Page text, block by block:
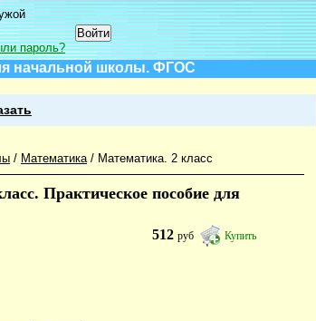
пароль?
начальной школы. ФГОС
/ Математика/ Математика. 2 класс
Практическое пособие для
512руб Купить